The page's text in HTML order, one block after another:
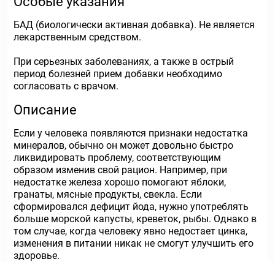
БАД (биологически активная добавка). Не является
лекарственным средством.
При серьезных заболеваниях, а также в острый
период болезней прием добавки необходимо
согласовать с врачом.
Описание
Если у человека появляются признаки недостатка
минералов, обычно он может довольно быстро
ликвидировать проблему, соответствующим
образом изменив свой рацион. Например, при
недостатке железа хорошо помогают яблоки,
гранаты, мясные продукты, свекла. Если
сформировался дефицит йода, нужно употреблять
больше морской капусты, креветок, рыбы. Однако в
том случае, когда человеку явно недостает цинка,
изменения в питании никак не смогут улучшить его
здоровье.